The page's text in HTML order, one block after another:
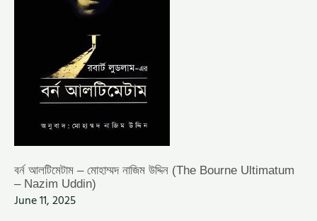
বর্ন আলটিমেটাম – মোহাম্মদ নাজিম উদ্দিন (The Bourne Ultimatum
– Nazim Uddin)
June 11, 2025
UDDIN)